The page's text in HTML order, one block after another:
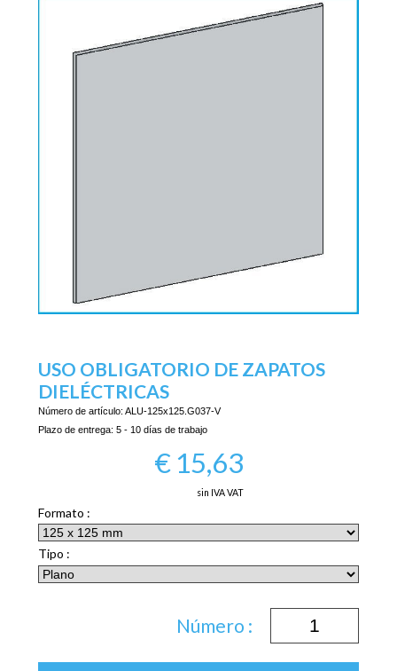
USO OBLIGATORIO DE ZAPATOS
DIELÉCTRICAS
Número de artículo: ALU-125x125.G037-V
Plazo de entrega: 5 - 10 días de trabajo
€ 15,63
sin IVA VAT
Formato :
Tipo :
Número :